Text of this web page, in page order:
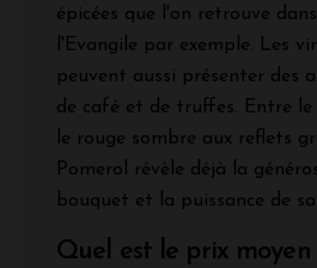
épicées que l'on retrouve
l'Evangile par exemple. Les
peuvent aussi présenter des
de café et de truffes. Entre
le rouge sombre aux reflets
Pomerol révèle déjà la
bouquet et la puissance de
Quel est le prix moyen